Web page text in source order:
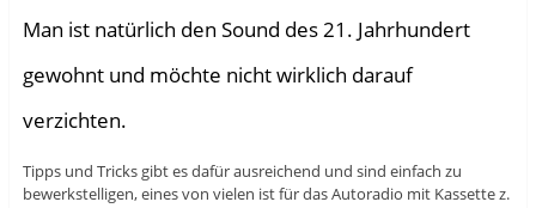
Man ist natürlich den Sound des 21. Jahrhundert
gewohnt und möchte nicht wirklich darauf
verzichten.
Tipps und Tricks gibt es dafür ausreichend und sind einfach zu
bewerkstelligen, eines von vielen ist für das Autoradio mit Kassette z.